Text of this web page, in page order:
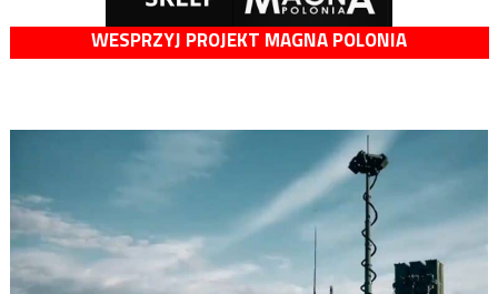
WESPRZYJ PROJEKT MAGNA POLONIA